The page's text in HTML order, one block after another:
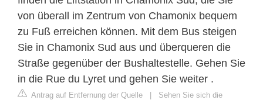
von überall im Zentrum von Chamonix bequem
zu Fuß erreichen können. Mit dem Bus steigen
Sie in Chamonix Sud aus und überqueren die
Straße gegenüber der Bushaltestelle. Gehen Sie
in die Rue du Lyret und gehen Sie weiter .
Antrag auf Entfernung der Quelle | Sehen Sie sich die